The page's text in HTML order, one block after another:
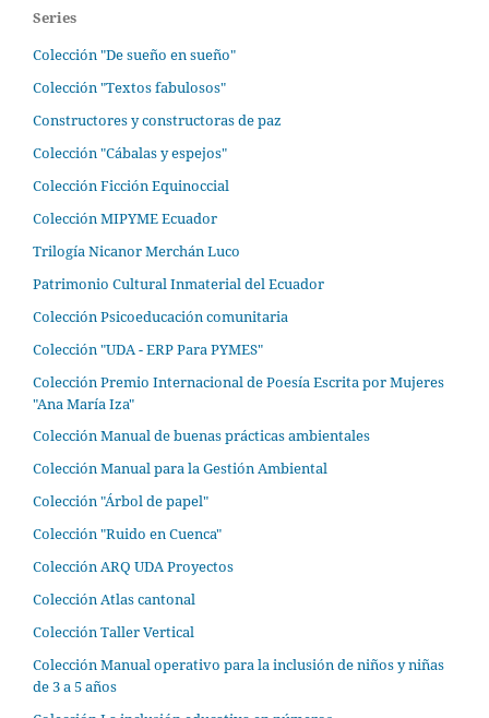
Series
Colección "De sueño en sueño"
Colección "Textos fabulosos"
Constructores y constructoras de paz
Colección "Cábalas y espejos"
Colección Ficción Equinoccial
Colección MIPYME Ecuador
Trilogía Nicanor Merchán Luco
Patrimonio Cultural Inmaterial del Ecuador
Colección Psicoeducación comunitaria
Colección "UDA - ERP Para PYMES"
Colección Premio Internacional de Poesía Escrita por Mujeres
"Ana María Iza"
Colección Manual de buenas prácticas ambientales
Colección Manual para la Gestión Ambiental
Colección "Árbol de papel"
Colección "Ruido en Cuenca"
Colección ARQ UDA Proyectos
Colección Atlas cantonal
Colección Taller Vertical
Colección Manual operativo para la inclusión de niños y niñas
de 3 a 5 años